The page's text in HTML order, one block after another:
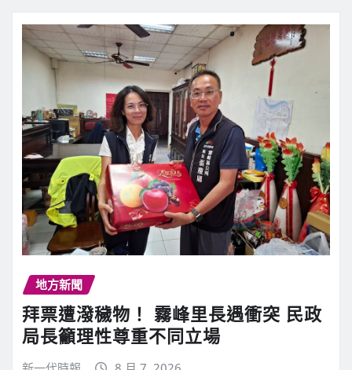
地方新聞
拜票遭潑穢物！ 霧峰里長遇衝突 民政
局長籲理性尊重不同立場